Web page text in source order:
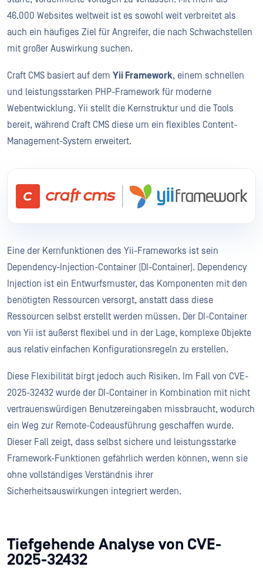
46.000 Websites weltweit ist es sowohl weit verbreitet als
auch ein häufiges Ziel für Angreifer, die nach Schwachstellen
mit großer Auswirkung suchen.
Craft CMS basiert auf dem Yii Framework, einem schnellen
und leistungsstarken PHP-Framework für moderne
Webentwicklung. Yii stellt die Kernstruktur und die Tools
bereit, während Craft CMS diese um ein flexibles Content-
Management-System erweitert.
Eine der Kernfunktionen des Yii-Frameworks ist sein
Dependency-Injection-Container (DI-Container). Dependency
Injection ist ein Entwurfsmuster, das Komponenten mit den
benötigten Ressourcen versorgt, anstatt dass diese
Ressourcen selbst erstellt werden müssen. Der DI-Container
von Yii ist äußerst flexibel und in der Lage, komplexe Objekte
aus relativ einfachen Konfigurationsregeln zu erstellen.
Diese Flexibilität birgt jedoch auch Risiken. Im Fall von CVE-
2025-32432 wurde der DI-Container in Kombination mit nicht
vertrauenswürdigen Benutzereingaben missbraucht, wodurch
ein Weg zur Remote-Codeausführung geschaffen wurde.
Dieser Fall zeigt, dass selbst sichere und leistungsstarke
Framework-Funktionen gefährlich werden können, wenn sie
ohne vollständiges Verständnis ihrer
Sicherheitsauswirkungen integriert werden.
Tiefgehende Analyse von CVE-
2025-32432